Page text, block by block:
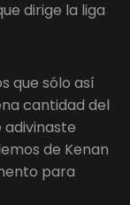
dirige la liga
que sólo así
cantidad del
de Kenan
para